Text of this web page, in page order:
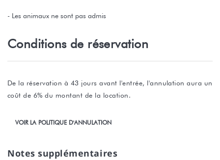
- Les animaux ne sont pas admis
Conditions de réservation
De la réservation à 43 jours avant l'entrée, l'annulation aura un
coût de 6% du montant de la location.
VOIR LA POLITIQUE D'ANNULATION
Notes supplémentaires